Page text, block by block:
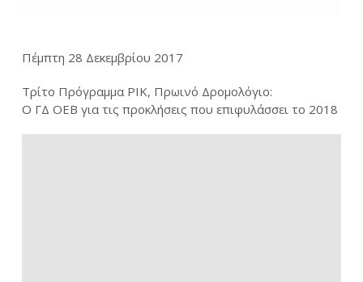
Πέμπτη 28 Δεκεμβρίου 2017
Τρίτο Πρόγραμμα ΡΙΚ, Πρωινό Δρομολόγιο:
Ο ΓΔ ΟΕΒ για τις προκλήσεις που επιφυλάσσει το 2018